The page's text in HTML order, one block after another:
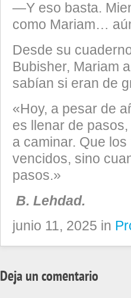
—Y eso basta.
como Mariam…
Desde su
Bubisher, Mariam
sabían si eran de
«Hoy, a pesar de
es llenar de
a caminar. Que
vencidos, sino
pasos.»
B. Lehdad.
junio 11, 2025 in
Deja un comentario